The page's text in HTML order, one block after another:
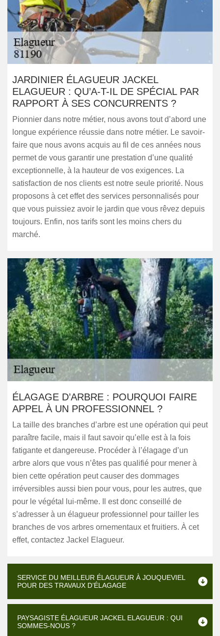
JARDINIER ÉLAGUEUR JACKEL
ELAGUEUR : QU’A-T-IL DE SPÉCIAL PAR
RAPPORT À SES CONCURRENTS ?
Pionnier dans notre métier, nous avons tout d’abord une
longue expérience réussie dans notre métier. Le savoir-
faire que nous avons acquis au fil de ces années nous
permet de vous garantir une prestation d’une qualité
exceptionnelle, à la hauteur de vos exigences. La
satisfaction de nos clients est notre seule priorité. Nous
proposons à cet effet des services personnalisés pour
que vous puissiez avoir le jardin que vous rêvez depuis
toujours. Enfin, nos tarifs sont les moins chers du
marché.
ÉLAGAGE D’ARBRE : POURQUOI FAIRE
APPEL À UN PROFESSIONNEL ?
La taille des branches d’arbre est une opération qui peut
paraître facile, mais il faut savoir qu’elle est à la fois
fatigante et dangereuse. Procéder à l’élagage d’un
arbre alors que vous n’êtes pas qualifié pour mener à
bien cette opération peut causer des dommages
irréversibles aussi bien pour vous, pour les autres, que
pour le végétal lui-même. Il est donc conseillé de
s’adresser à un élagueur professionnel pour tailler les
branches de vos arbres ornementaux et fruitiers. À cet
effet, contactez Jackel Elagueur.
SERVICE DU MEILLEUR ÉLAGUEUR À JOUQUEVIEL
POUR DES TRAVAUX D’ÉLAGAGE
PAYSAGISTE ÉLAGUEUR JACKEL ELAGUEUR : QUI
SOMMES-NOUS ?